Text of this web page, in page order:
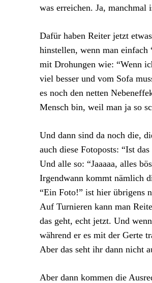
was erreichen. Ja,
Dafür haben Reiter jetzt
hinstellen, wenn man einfach
mit Drohungen wie: “Wenn
viel besser und vom Sofa
es noch den netten
Mensch bin, weil man ja so
Und dann sind da noch die,
auch diese Fotoposts: “Ist
Und alle so: “Jaaaaa, alles
Irgendwann kommt nämlich
“Ein Foto!” ist hier übrigens
Auf Turnieren kann man
das geht, echt jetzt. Und
während er es mit der Gerte
Aber das seht ihr dann nicht
Aber dann kommen die